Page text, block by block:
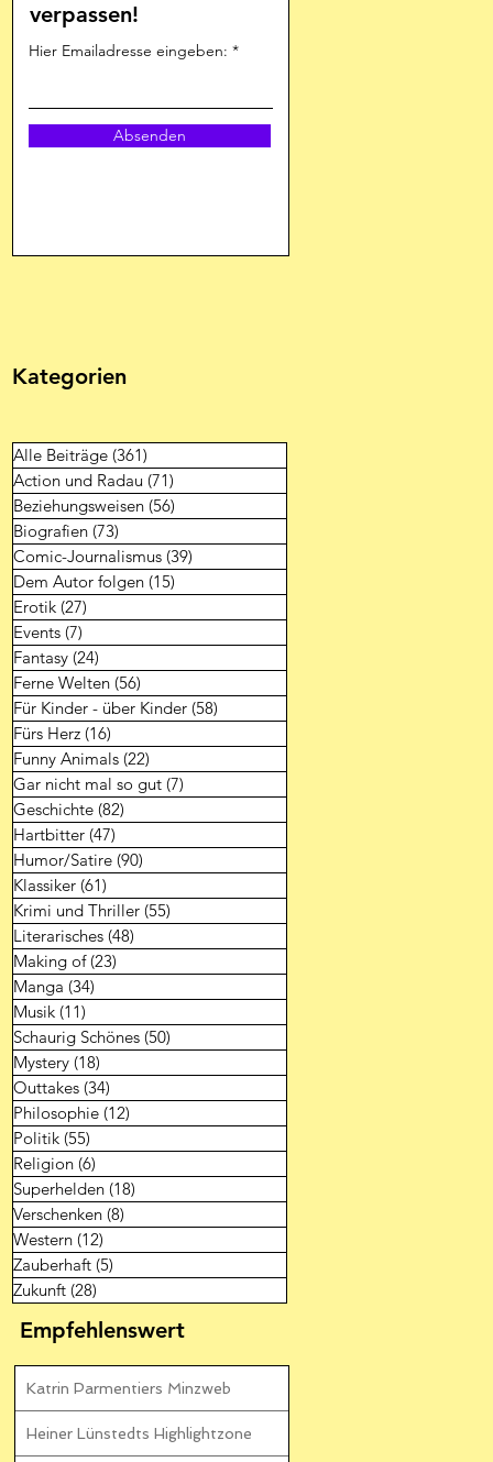
Kategorien
Alle Beiträge (361)
Action und Radau (71)
Beziehungsweisen (56)
Biografien (73)
Comic-Journalismus (39)
Dem Autor folgen (15)
Erotik (27)
Events (7)
Fantasy (24)
Ferne Welten (56)
Für Kinder - über Kinder (58)
Fürs Herz (16)
Funny Animals (22)
Gar nicht mal so gut (7)
Geschichte (82)
Hartbitter (47)
Humor/Satire (90)
Klassiker (61)
Krimi und Thriller (55)
Literarisches (48)
Making of (23)
Manga (34)
Musik (11)
Schaurig Schönes (50)
Mystery (18)
Outtakes (34)
Philosophie (12)
Politik (55)
Religion (6)
Superhelden (18)
Verschenken (8)
Western (12)
Zauberhaft (5)
Zukunft (28)
verpassen!
Hier Emailadresse eingeben:
Absenden
Empfehlenswert
Katrin Parmentiers Minzweb
Heiner Lünstedts Highlightzone